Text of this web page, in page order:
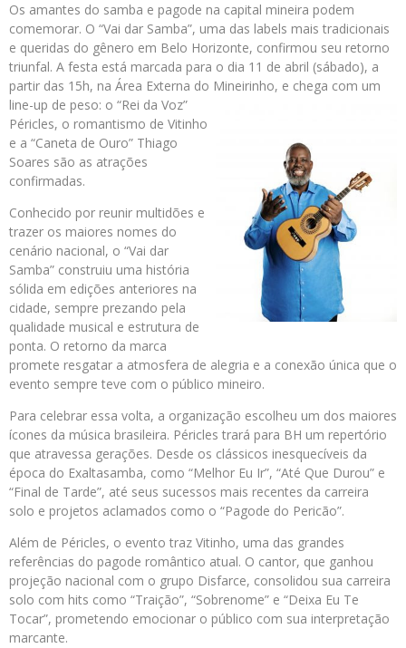
Os amantes do samba e pagode na capital mineira podem
comemorar. O “Vai dar Samba”, uma das labels mais tradicionais
e queridas do gênero em Belo Horizonte, confirmou seu retorno
triunfal. A festa está marcada para o dia 11 de abril (sábado), a
partir das 15h, na Área Externa do Mineirinho, e chega com um
line-up de peso: o “Rei da Voz”
Péricles, o romantismo de Vitinho
e a “Caneta de Ouro” Thiago
Soares são as atrações
confirmadas.
Conhecido por reunir multidões e
trazer os maiores nomes do
cenário nacional, o “Vai dar
Samba” construiu uma história
sólida em edições anteriores na
cidade, sempre prezando pela
qualidade musical e estrutura de
ponta. O retorno da marca
promete resgatar a atmosfera de alegria e a conexão única que o
evento sempre teve com o público mineiro.
Para celebrar essa volta, a organização escolheu um dos maiores
ícones da música brasileira. Péricles trará para BH um repertório
que atravessa gerações. Desde os clássicos inesquecíveis da
época do Exaltasamba, como “Melhor Eu Ir”, “Até Que Durou” e
“Final de Tarde”, até seus sucessos mais recentes da carreira
solo e projetos aclamados como o “Pagode do Pericão”.
Além de Péricles, o evento traz Vitinho, uma das grandes
referências do pagode romântico atual. O cantor, que ganhou
projeção nacional com o grupo Disfarce, consolidou sua carreira
solo com hits como “Traição”, “Sobrenome” e “Deixa Eu Te
Tocar”, prometendo emocionar o público com sua interpretação
marcante.